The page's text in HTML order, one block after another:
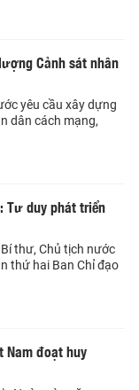
Cảnh sát nhân
yêu cầu xây dựng
dân cách mạng,
Tư duy phát triển
thư, Chủ tịch nước
thứ hai Ban Chỉ đạo
Nam đoạt huy